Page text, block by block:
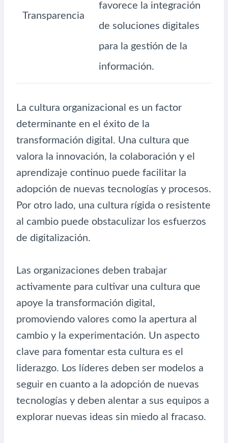
Transparencia
favorece la integración
de soluciones digitales
para la gestión de la
información.
La cultura organizacional es un factor
determinante en el éxito de la
transformación digital. Una cultura que
valora la innovación, la colaboración y el
aprendizaje continuo puede facilitar la
adopción de nuevas tecnologías y procesos.
Por otro lado, una cultura rígida o resistente
al cambio puede obstaculizar los esfuerzos
de digitalización.
Las organizaciones deben trabajar
activamente para cultivar una cultura que
apoye la transformación digital,
promoviendo valores como la apertura al
cambio y la experimentación. Un aspecto
clave para fomentar esta cultura es el
liderazgo. Los líderes deben ser modelos a
seguir en cuanto a la adopción de nuevas
tecnologías y deben alentar a sus equipos a
explorar nuevas ideas sin miedo al fracaso.